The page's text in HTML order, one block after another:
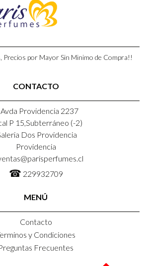
Precios por Mayor Sin Minimo de Compra!!
CONTACTO
Avda Providencia 2237
P 15,Subterráneo (-2)
Dos Providencia
Providencia
☎ 229932709
MENÚ
Contacto
y Condiciones
Frecuentes